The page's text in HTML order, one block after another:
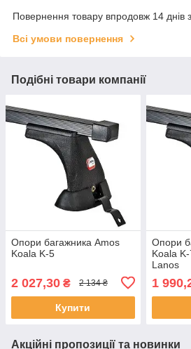
Повернення товару впродовж 14 днів
Всі умови повернення
Подібні товари компанії
Опори багажника Amos
Koala K-5
2 027,30 ₴ 2 134 ₴
Купити
Опори
Koala K-
Lanos
1
Акційні пропозиції та новинки